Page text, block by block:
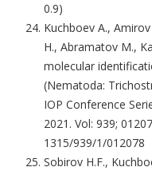
0.9)
Kuchboev A.,
H., Abramatov M.,
molecular
(Nematoda:
IOP Conference
2021. Vol: 939;
1315/939/1/012078
Sobirov H.F.,